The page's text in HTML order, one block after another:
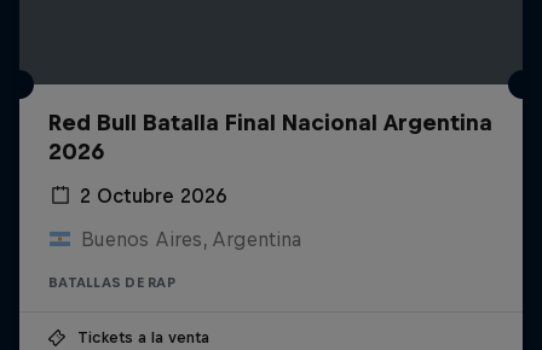
Red Bull Batalla Final Nacional Argentina
2026
2 Octubre 2026
Buenos Aires, Argentina
BATALLAS DE RAP
Tickets a la venta